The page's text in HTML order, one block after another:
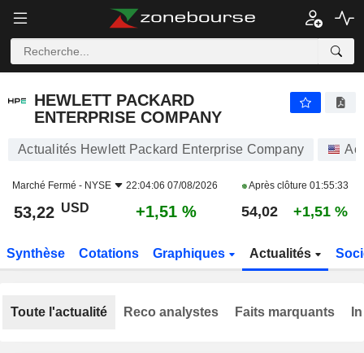
HEWLETT PACKARD
ENTERPRISE COMPANY
Actualités Hewlett Packard Enterprise Company
Marché Fermé - NYSE 22:04:06 07/08/2026 Après clôture 01:55:33
53,22 USD +1,51 % 54,02 +1,51 %
Synthèse Cotations Graphiques Actualités
Toute l'actualité Reco analystes Faits marquants